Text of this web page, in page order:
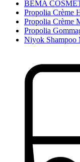
BEMA
Propolia Crème
Propolia Crème
Propolia
Niyok Shampoo